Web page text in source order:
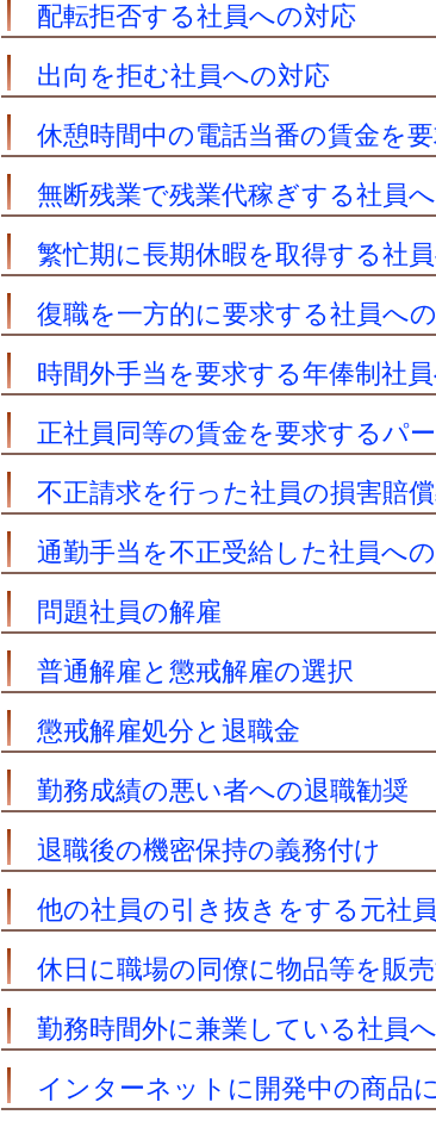
配転拒否する社員への対応
出向を拒む社員への対応
休憩時間中の電話当番の賃金を
無断残業で残業代稼ぎする社員
繁忙期に長期休暇を取得する社
復職を一方的に要求する社員へ
時間外手当を要求する年俸制社
正社員同等の賃金を要求するパ
不正請求を行った社員の損害賠
通勤手当を不正受給した社員へ
問題社員の解雇
普通解雇と懲戒解雇の選択
懲戒解雇処分と退職金
勤務成績の悪い者への退職勧奨
退職後の機密保持の義務付け
他の社員の引き抜きをする元社
休日に職場の同僚に物品等を販
勤務時間外に兼業している社員
インターネットに開発中の商品